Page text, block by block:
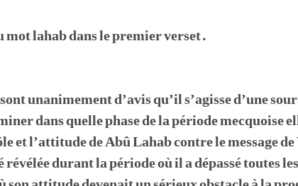
mot lahab dans le premier verset.
unanimement d’avis qu’il s’agisse d’une
dans quelle phase de la période mecquoise
et l’attitude de Abû Lahab contre le message
révélée durant la période où il a dépassé toutes